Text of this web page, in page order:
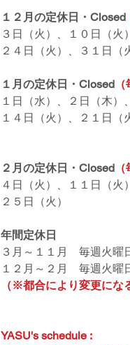
１２月の定休日・Closed
３日（火）、１０日（火
２４日（火）、３１日（
１月の定休日・Closed
１日（水）、２日（木）
１４日（火）、２１日（
２月の定休日・Closed
４日（火）、１１日（火
２５日（火）
年間定休日
３月～１１月　毎週火曜
１２月～２月　毎週火曜
（※都合により変更にな
YASU's schedule :